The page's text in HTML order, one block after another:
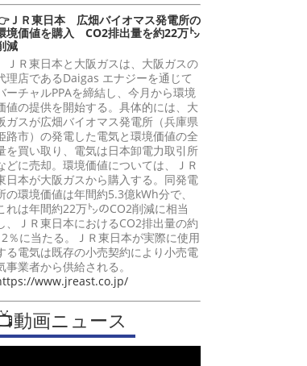
ＪＲ東日本 広畑バイオマス発電所の
境価値を購入 CO2排出量を約22万㌧
減
ＪＲ東日本と大阪ガスは、大阪ガスの
理店であるDaigas エナジーを通じて
ーチャルPPAを締結し、今月から環境
値の提供を開始する。具体的には、大
ガスが広畑バイオマス発電所（兵庫県
路市）の発電した電気と環境価値の全
を買い取り、電気は日本卸電力取引所
どに売却。環境価値については、ＪＲ
日本が大阪ガスから購入する。同発電
の環境価値は年間約5.3億kWh分で、
れは年間約22万㌧のCO2削減に相当
、ＪＲ東日本におけるCO2排出量の約
％に当たる。ＪＲ東日本が実際に使用
る電気は既存の小売契約により小売電
事業者から供給される。
www.jreast.co.jp/
動画ニュース